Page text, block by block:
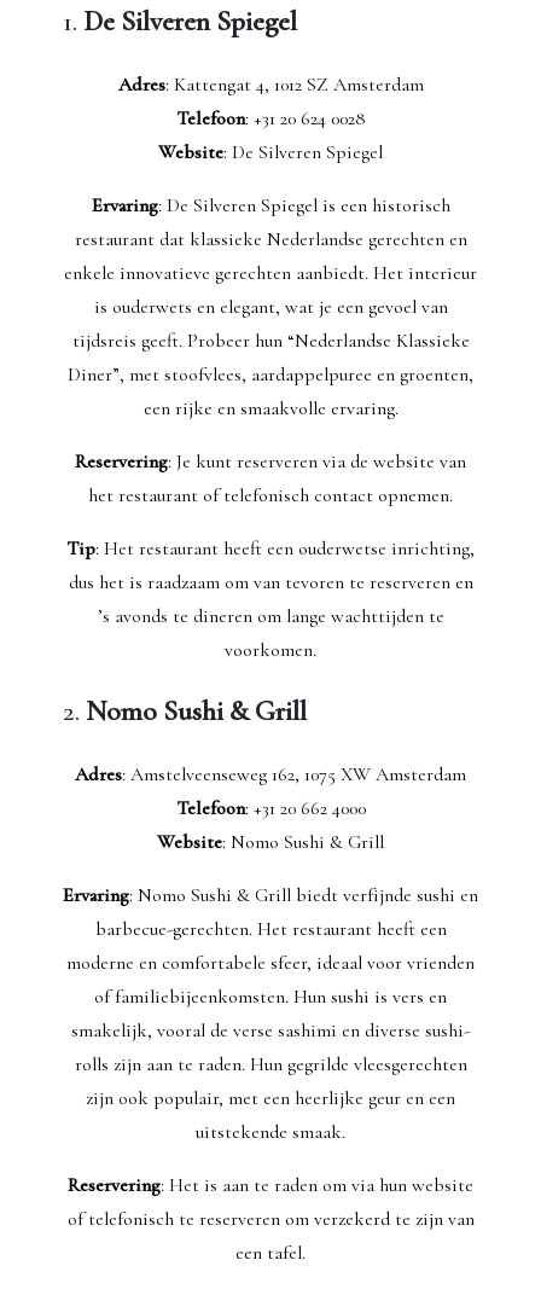
1. De Silveren Spiegel
Adres: Kattengat 4, 1012 SZ Amsterdam
Telefoon: +31 20 624 0028
Website: De Silveren Spiegel
Ervaring: De Silveren Spiegel is een historisch
restaurant dat klassieke Nederlandse gerechten en
enkele innovatieve gerechten aanbiedt. Het interieur
is ouderwets en elegant, wat je een gevoel van
tijdsreis geeft. Probeer hun “Nederlandse Klassieke
Diner”, met stoofvlees, aardappelpuree en groenten,
een rijke en smaakvolle ervaring.
Reservering: Je kunt reserveren via de website van
het restaurant of telefonisch contact opnemen.
Tip: Het restaurant heeft een ouderwetse inrichting,
dus het is raadzaam om van tevoren te reserveren en
’s avonds te dineren om lange wachttijden te
voorkomen.
2. Nomo Sushi & Grill
Adres: Amstelveenseweg 162, 1075 XW Amsterdam
Telefoon: +31 20 662 4000
Website: Nomo Sushi & Grill
Ervaring: Nomo Sushi & Grill biedt verfijnde sushi en
barbecue-gerechten. Het restaurant heeft een
moderne en comfortabele sfeer, ideaal voor vrienden
of familiebijeenkomsten. Hun sushi is vers en
smakelijk, vooral de verse sashimi en diverse sushi-
rolls zijn aan te raden. Hun gegrilde vleesgerechten
zijn ook populair, met een heerlijke geur en een
uitstekende smaak.
Reservering: Het is aan te raden om via hun website
of telefonisch te reserveren om verzekerd te zijn van
een tafel.